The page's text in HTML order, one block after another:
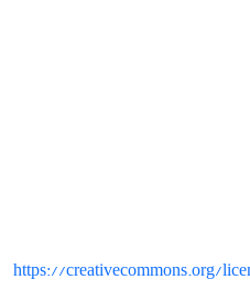
https://creativecommons.org/